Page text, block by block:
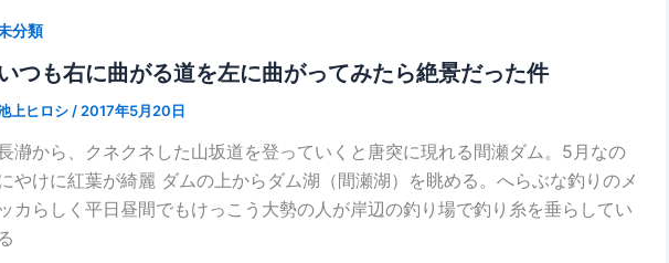
分類
つも右に曲がる道を左に曲がってみたら絶景だった件
上ヒロシ / 2017年5月20日
瀞から、クネクネした山坂道を登っていくと唐突に現れる間瀬ダム。5月なの
やけに紅葉が綺麗 ダムの上からダム湖（間瀬湖）を眺める。へらぶな釣りのメ
ッカらしく平日昼間でもけっこう大勢の人が岸辺の釣り場で釣り糸を垂らしてい
る